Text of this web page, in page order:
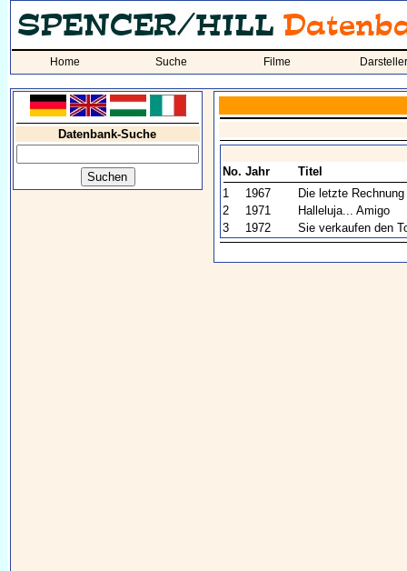
Home Suche Filme Darsteller
Datenbank-Suche
No. Jahr
Titel
1
1967
Die letzte
2
1971
Halleluja... Amigo
3
1972 Sie verkaufen den